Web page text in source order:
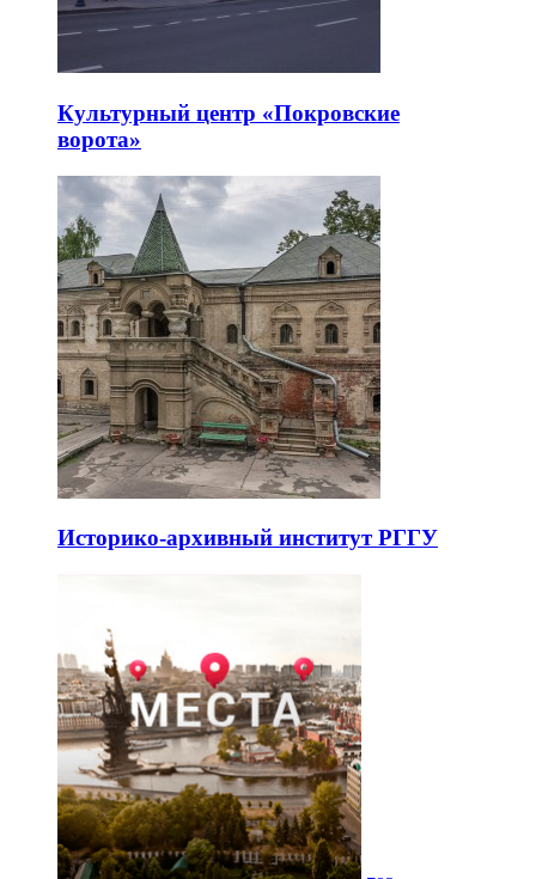
Культурный центр «Покровские
ворота»
Историко-архивный институт РГГУ